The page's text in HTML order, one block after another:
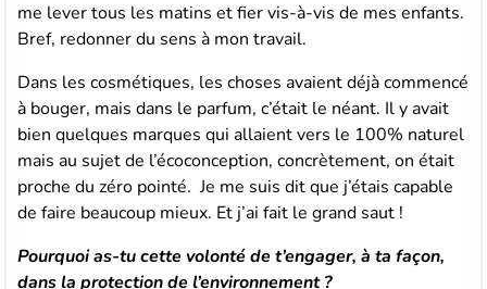
me lever tous les matins et fier vis-à-vis de mes enfants.
Bref, redonner du sens à mon travail.
Dans les cosmétiques, les choses avaient déjà commencé
à bouger, mais dans le parfum, c’était le néant. Il y avait
bien quelques marques qui allaient vers le 100% naturel
mais au sujet de l’écoconception, concrètement, on était
proche du zéro pointé. Je me suis dit que j’étais capable
de faire beaucoup mieux. Et j’ai fait le grand saut !
Pourquoi as-tu cette volonté de t’engager, à ta façon,
dans la protection de l’environnement ?